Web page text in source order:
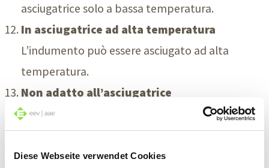
Diese Webseite verwendet Cookies
asciugatrice solo a bassa temperatura.
In asciugatrice ad alta temperatura
L’indumento può essere asciugato ad alta
temperatura.
Non adatto all’asciugatrice
L’indumento si rovina se viene asciugato in
asciugatrice.
Stiratura generalmente consentita